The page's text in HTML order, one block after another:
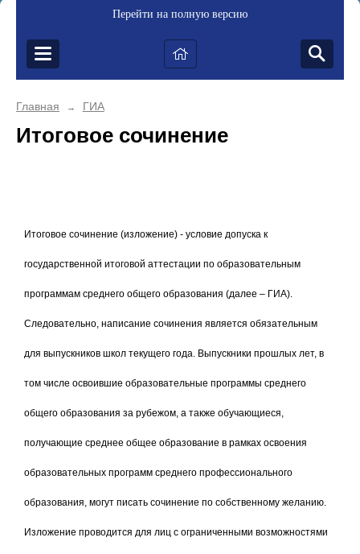
Перейти на полную версию
Главная → ГИА
Итоговое сочинение
Итоговое сочинение (изложение) - условие допуска к
государственной итоговой аттестации по образовательным
программам среднего общего образования (далее – ГИА).
Следовательно, написание сочинения является обязательным
для выпускников школ текущего года. Выпускники прошлых лет, в
том числе освоившие образовательные программы среднего
общего образования за рубежом, а также обучающиеся,
получающие среднее общее образование в рамках освоения
образовательных программ среднего профессионального
образования, могут писать сочинение по собственному желанию.
Изложение проводится для лиц с ограниченными возможностями